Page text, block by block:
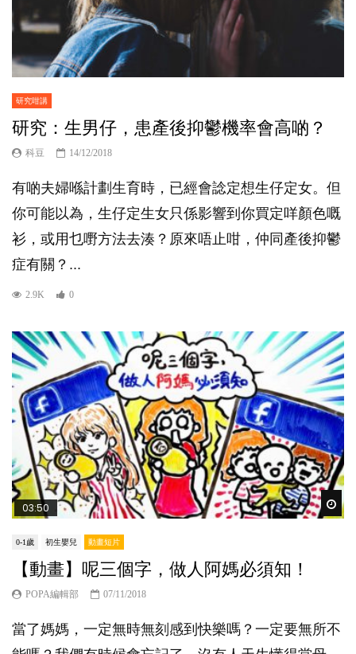
研究咁講
研究：生男仔，患產後抑鬱機率會高啲？
科豆 14/12/2018
有啲夫婦喺計劃生育時，已經會諗定想生仔定女。但
你可能以為，生仔定生女只係影響到你買定咩顏色嘅
衫，或用乜嘢方法去湊？原來唔止咁，仲同產後抑鬱
症有關？...
2.9K 0
03:50
0-1歲 初生嬰兒 動畫短片
【動畫】呢三個字，做人阿媽必須知！
POPA編輯部 07/11/2018
當了媽媽，一定無時無刻感到快樂嗎？一定要無所不